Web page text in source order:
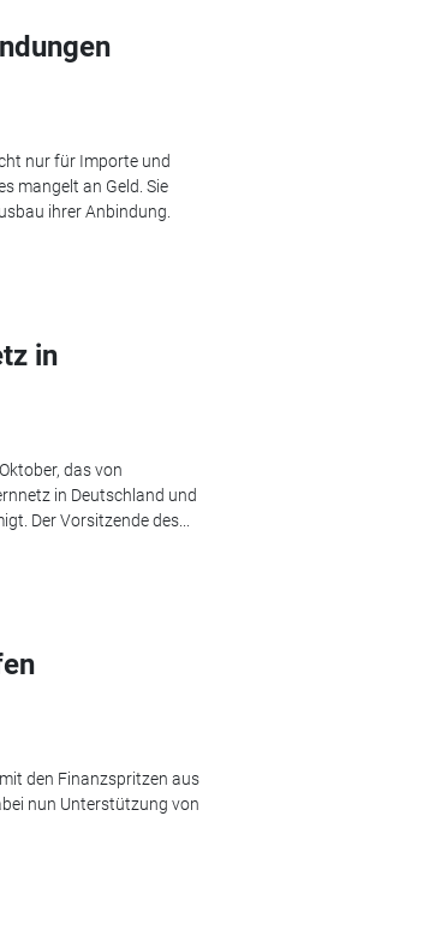
nur für Importe und
mangelt an Geld. Sie
ihrer Anbindung.
in
das von
in Deutschland und
Der Vorsitzende des...
den Finanzspritzen aus
nun Unterstützung von